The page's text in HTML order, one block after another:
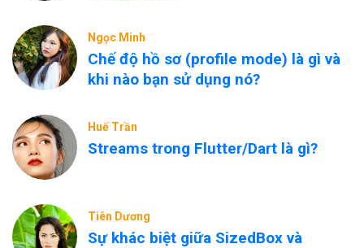
Ngọc Minh
Chế độ hồ sơ (profile mode) là gì và
khi nào bạn sử dụng nó?
Huế Trần
Streams trong Flutter/Dart là gì?
Tiên Dương
Sự khác biệt giữa SizedBox và